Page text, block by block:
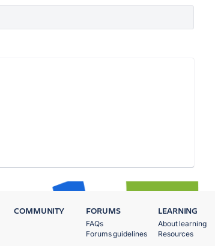
COMMUNITY FORUMS
FAQs
Forums guidelines
LEARNING
About learning
Resources